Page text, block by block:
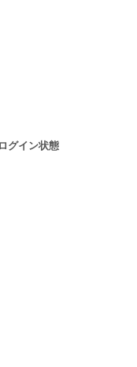
グイン状態